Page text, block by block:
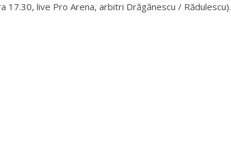
17.30, live Pro Arena, arbitri Drăgănescu / Rădulescu).